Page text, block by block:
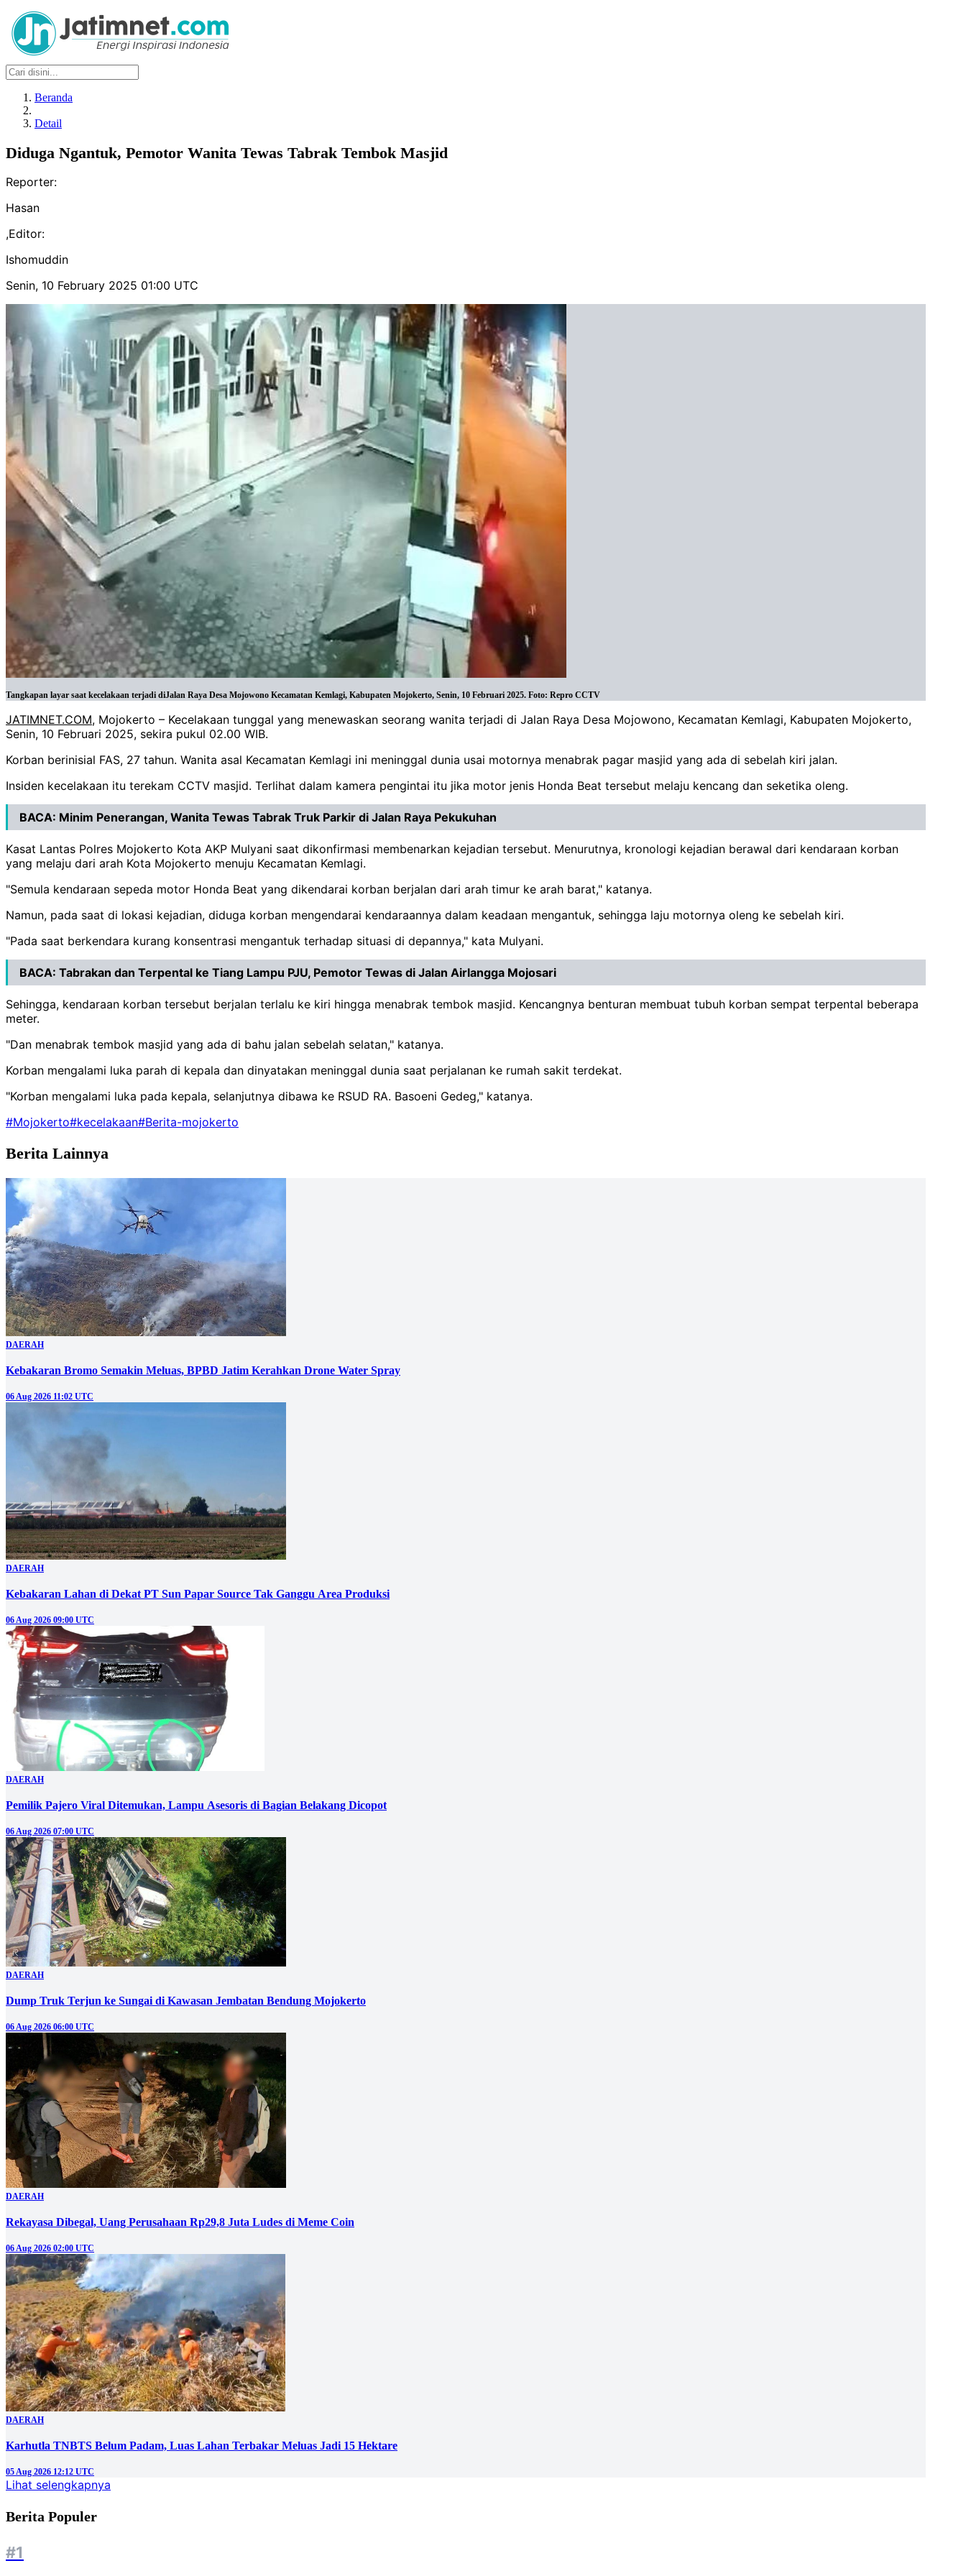
Beranda
Detail
Diduga Ngantuk, Pemotor Wanita Tewas Tabrak Tembok Masjid
Reporter:
Hasan
,Editor:
Ishomuddin
Senin, 10 February 2025 01:00 UTC
Tangkapan layar saat kecelakaan terjadi diJalan Raya Desa Mojowono Kecamatan Kemlagi, Kabupaten Mojokerto, Senin, 10 Februari 2025. Foto: Repro CCTV
JATIMNET.COM, Mojokerto – Kecelakaan tunggal yang menewaskan seorang wanita terjadi di Jalan Raya Desa Mojowono, Kecamatan Kemlagi, Kabupaten Mojokerto,
Senin, 10 Februari 2025, sekira pukul 02.00 WIB.
Korban berinisial FAS, 27 tahun. Wanita asal Kecamatan Kemlagi ini meninggal dunia usai motornya menabrak pagar masjid yang ada di sebelah kiri jalan.
Insiden kecelakaan itu terekam CCTV masjid. Terlihat dalam kamera pengintai itu jika motor jenis Honda Beat tersebut melaju kencang dan seketika oleng.
BACA: Minim Penerangan, Wanita Tewas Tabrak Truk Parkir di Jalan Raya Pekukuhan
Kasat Lantas Polres Mojokerto Kota AKP Mulyani saat dikonfirmasi membenarkan kejadian tersebut. Menurutnya, kronologi kejadian berawal dari kendaraan korban
yang melaju dari arah Kota Mojokerto menuju Kecamatan Kemlagi.
"Semula kendaraan sepeda motor Honda Beat yang dikendarai korban berjalan dari arah timur ke arah barat," katanya.
Namun, pada saat di lokasi kejadian, diduga korban mengendarai kendaraannya dalam keadaan mengantuk, sehingga laju motornya oleng ke sebelah kiri.
"Pada saat berkendara kurang konsentrasi mengantuk terhadap situasi di depannya," kata Mulyani.
BACA: Tabrakan dan Terpental ke Tiang Lampu PJU, Pemotor Tewas di Jalan Airlangga Mojosari
Sehingga, kendaraan korban tersebut berjalan terlalu ke kiri hingga menabrak tembok masjid. Kencangnya benturan membuat tubuh korban sempat terpental beberapa
meter.
"Dan menabrak tembok masjid yang ada di bahu jalan sebelah selatan," katanya.
Korban mengalami luka parah di kepala dan dinyatakan meninggal dunia saat perjalanan ke rumah sakit terdekat.
"Korban mengalami luka pada kepala, selanjutnya dibawa ke RSUD RA. Basoeni Gedeg," katanya.
#Mojokerto#kecelakaan#Berita-mojokerto
Berita Lainnya
DAERAH
Kebakaran Bromo Semakin Meluas, BPBD Jatim Kerahkan Drone Water Spray
06 Aug 2026 11:02 UTC
DAERAH
Kebakaran Lahan di Dekat PT Sun Papar Source Tak Ganggu Area Produksi
06 Aug 2026 09:00 UTC
DAERAH
Pemilik Pajero Viral Ditemukan, Lampu Asesoris di Bagian Belakang Dicopot
06 Aug 2026 07:00 UTC
DAERAH
Dump Truk Terjun ke Sungai di Kawasan Jembatan Bendung Mojokerto
06 Aug 2026 06:00 UTC
DAERAH
Rekayasa Dibegal, Uang Perusahaan Rp29,8 Juta Ludes di Meme Coin
06 Aug 2026 02:00 UTC
DAERAH
Karhutla TNBTS Belum Padam, Luas Lahan Terbakar Meluas Jadi 15 Hektare
05 Aug 2026 12:12 UTC
Lihat selengkapnya
Berita Populer
#1